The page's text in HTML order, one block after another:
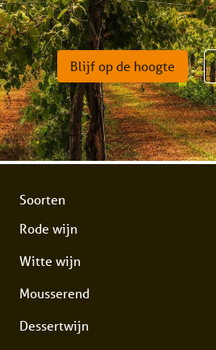
Blijf op de hoogte
Soorten
Rode wijn
Witte wijn
Mousserend
Dessertwijn